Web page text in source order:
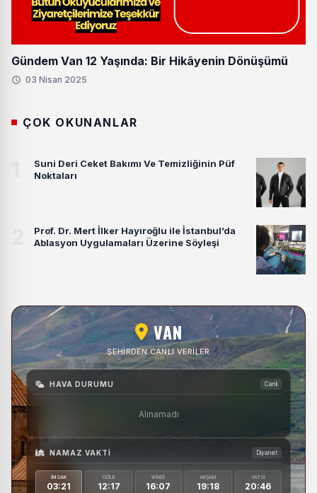
Gündem Van 12 Yaşında: Bir Hikâyenin Dönüşümü
03 Nisan 2025
ÇOK OKUNANLAR
Suni Deri Ceket Bakımı Ve Temizliğinin Püf
Noktaları
Prof. Dr. Mert İlker Hayıroğlu ile İstanbul’da
Ablasyon Uygulamaları Üzerine Söyleşi
VAN
ŞEHIRDEN CANLI VERILER
HAVA DURUMU Canlı
Alınamadı
NAMAZ VAKTI Diyanet
İMSAK
03:21
ÖĞLE
12:17
İKINDI
16:07
AKŞAM
19:18
YATSI
20:46